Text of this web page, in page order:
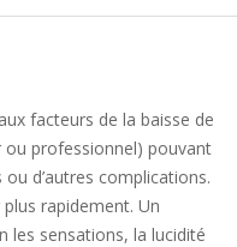
facteurs de la baisse de
professionnel) pouvant
d’autres complications.
rapidement. Un
les sensations, la lucidité